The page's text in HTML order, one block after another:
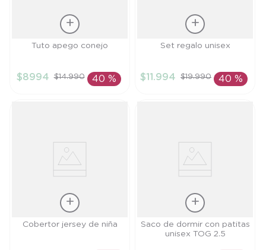
Talla
AÑADIR AL
Tuto apego conejo
$8994 $14.990 40 %
AÑADIR AL
Set regalo unisex
$11 .994 $19.990 40 %
Talla
Cobertor jersey de niña Talla
Saco de dormir con patitas
unisex TOG 2.5